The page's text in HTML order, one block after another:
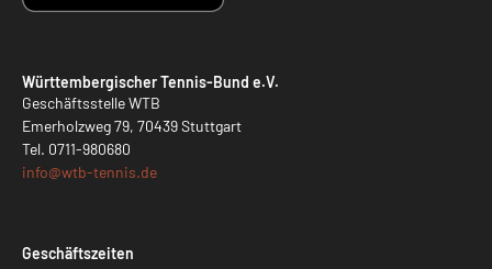
Württembergischer Tennis-Bund e.V.
Geschäftsstelle WTB
Emerholzweg 79, 70439 Stuttgart
Tel. 0711-980680
info@wtb-tennis.de
Geschäftszeiten